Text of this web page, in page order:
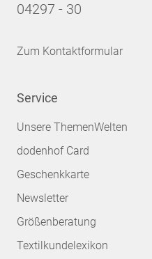
04297 - 30
Zum Kontaktformular
Service
Unsere ThemenWelten
dodenhof Card
Geschenkkarte
Newsletter
Größenberatung
Textilkundelexikon